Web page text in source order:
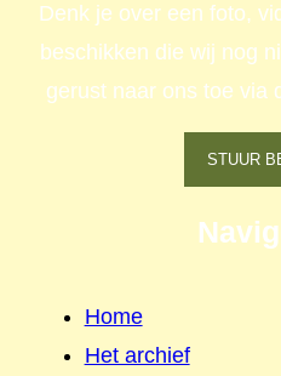
Denk je over een foto,
beschikken die wij nog
gerust naar ons toe via
STUUR
Home
Het archief